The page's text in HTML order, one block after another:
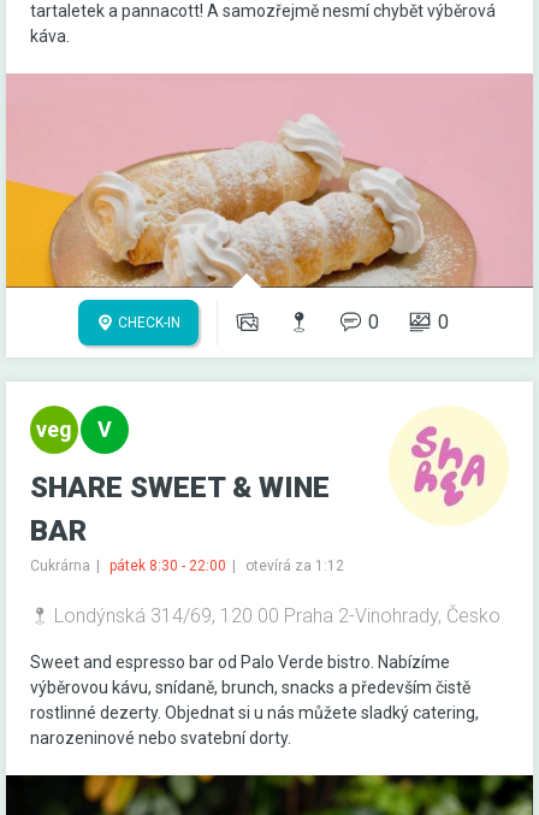
tartaletek a pannacott! A samozřejmě nesmí chybět výběrová
káva.
CHECK-IN 0 0
SHARE SWEET & WINE
BAR
Cukrárna pátek 8:30 - 22:00 otevírá za 1:12
Londýnská 314/69, 120 00 Praha 2-Vinohrady, Česko
Sweet and espresso bar od Palo Verde bistro. Nabízíme
výběrovou kávu, snídaně, brunch, snacks a především čistě
rostlinné dezerty. Objednat si u nás můžete sladký catering,
narozeninové nebo svatební dorty.